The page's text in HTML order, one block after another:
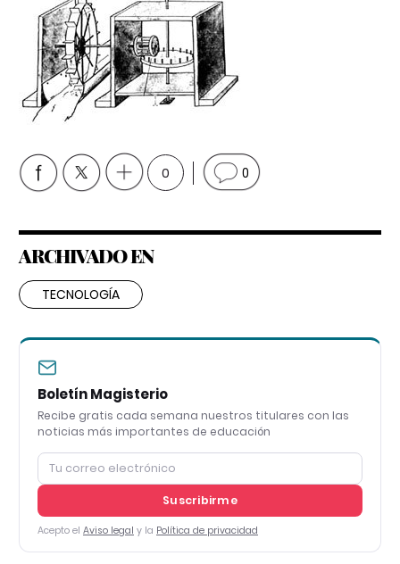
0 0
ARCHIVADO EN
TECNOLOGÍA
Boletín Magisterio
Recibe gratis cada semana nuestros titulares con las
noticias más importantes de educación
Suscribirme
Acepto el Aviso legal y la Política de privacidad